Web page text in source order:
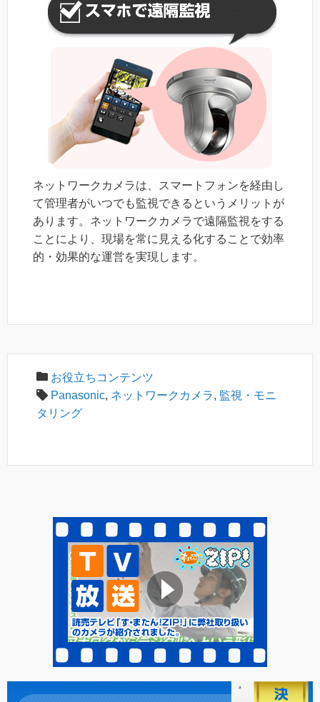
ネットワークカメラは、スマートフォンを経由し
て管理者がいつでも監視できるというメリットが
あります。ネットワークカメラで遠隔監視をする
ことにより、現場を常に見える化することで効率
的・効果的な運営を実現します。
お役立ちコンテンツ
Panasonic, ネットワークカメラ, 監視・モニ
タリング